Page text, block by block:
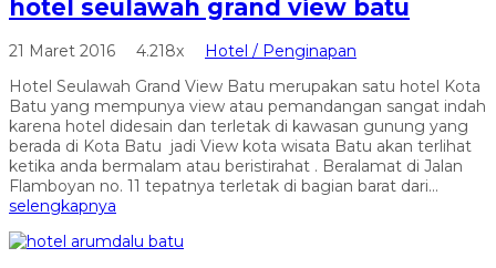
hotel seulawah grand view batu
21 Maret 2016 4.218x
Hotel / Penginapan
Hotel Seulawah Grand View Batu merupakan satu hotel Kota
Batu yang mempunya view atau pemandangan sangat indah
karena hotel didesain dan terletak di kawasan gunung yang
berada di Kota Batu jadi View kota wisata Batu akan terlihat
ketika anda bermalam atau beristirahat . Beralamat di Jalan
Flamboyan no. 11 tepatnya terletak di bagian barat dari...
selengkapnya